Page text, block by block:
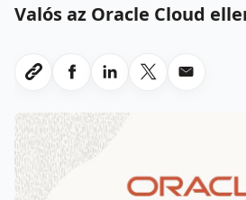
Valós az Oracle Cloud
Link masolasa
Megosztas Facebookon
MegosztasMegosztas X-en